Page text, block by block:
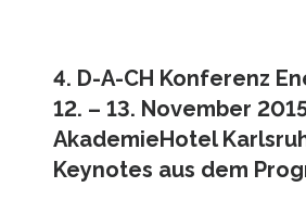
4. D-A-CH Konferenz
12. – 13. November
AkademieHotel
Keynotes aus dem